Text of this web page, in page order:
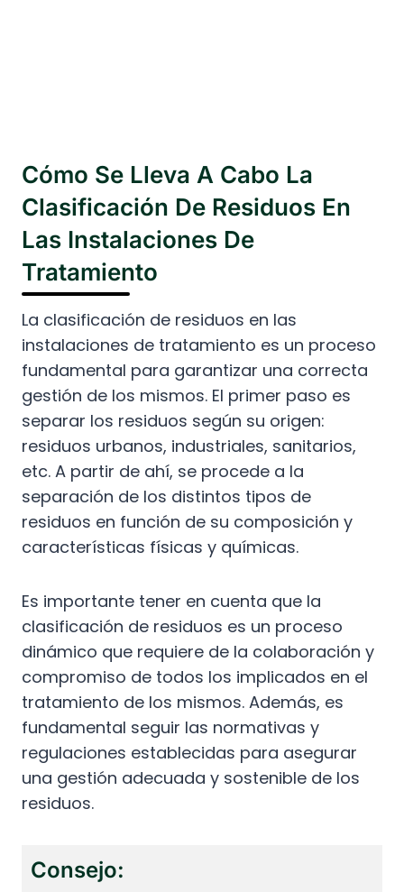
Cómo Se Lleva A Cabo La
Clasificación De Residuos En
Las Instalaciones De
Tratamiento
La clasificación de residuos en las
instalaciones de tratamiento es un proceso
fundamental para garantizar una correcta
gestión de los mismos. El primer paso es
separar los residuos según su origen:
residuos urbanos, industriales, sanitarios,
etc. A partir de ahí, se procede a la
separación de los distintos tipos de
residuos en función de su composición y
características físicas y químicas.
Es importante tener en cuenta que la
clasificación de residuos es un proceso
dinámico que requiere de la colaboración y
compromiso de todos los implicados en el
tratamiento de los mismos. Además, es
fundamental seguir las normativas y
regulaciones establecidas para asegurar
una gestión adecuada y sostenible de los
residuos.
Consejo: